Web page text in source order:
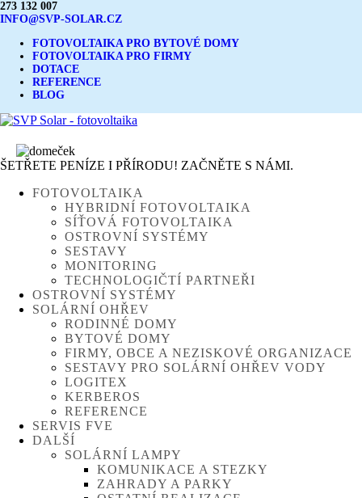
273 132 007
INFO@SVP-SOLAR.CZ
FOTOVOLTAIKA PRO BYTOVÉ DOMY
FOTOVOLTAIKA PRO FIRMY
DOTACE
REFERENCE
BLOG
ŠETŘETE PENÍZE I PŘÍRODU! ZAČNĚTE S NÁMI.
FOTOVOLTAIKA
HYBRIDNÍ FOTOVOLTAIKA
SÍŤOVÁ FOTOVOLTAIKA
OSTROVNÍ SYSTÉMY
SESTAVY
MONITORING
TECHNOLOGIČTÍ PARTNEŘI
OSTROVNÍ SYSTÉMY
SOLÁRNÍ OHŘEV
RODINNÉ DOMY
BYTOVÉ DOMY
FIRMY, OBCE A NEZISKOVÉ ORGANIZACE
SESTAVY PRO SOLÁRNÍ OHŘEV VODY
LOGITEX
KERBEROS
REFERENCE
SERVIS FVE
DALŠÍ
SOLÁRNÍ LAMPY
KOMUNIKACE A STEZKY
ZAHRADY A PARKY